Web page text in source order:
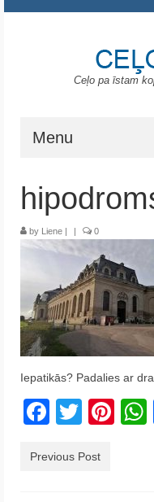
Ceļo pa īstam
Menu
Gruzija
Portugāle
ASV
Melnkalne
Grieķija
Krēta
Francija
by Liene | | 0
Iepatikās? Padalies ar
Previous Post